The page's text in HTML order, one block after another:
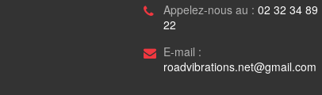
Appelez-nous au : 02 32 34 89
22
E-mail :
roadvibrations.net@gmail.com